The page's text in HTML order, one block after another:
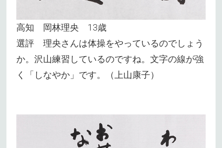
高知 岡林理央 13歳
選評 理央さんは体操をやっているのでしょう
か。沢山練習しているのですね。文字の線が強
く「しなやか」です。（上山康子）